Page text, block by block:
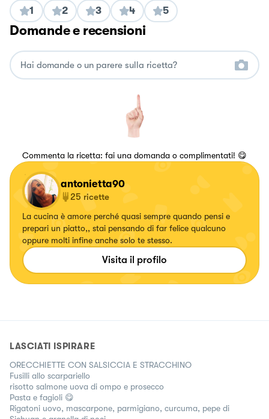
1 2 3 4 5
Domande e recensioni
Commenta la ricetta: fai una domanda o complimentati! 😋
antonietta90
25 ricette
La cucina è amore perché quasi sempre quando pensi e
prepari un piatto,, stai pensando di far felice qualcuno
oppure molti infine anche solo te stesso.
Visita il profilo
LASCIATI ISPIRARE
ORECCHIETTE CON SALSICCIA E STRACCHINO
Fusilli allo scarpariello
risotto salmone uova di ompo e prosecco
Pasta e fagioli 😋
Rigatoni uovo, mascarpone, parmigiano, curcuma, pepe di